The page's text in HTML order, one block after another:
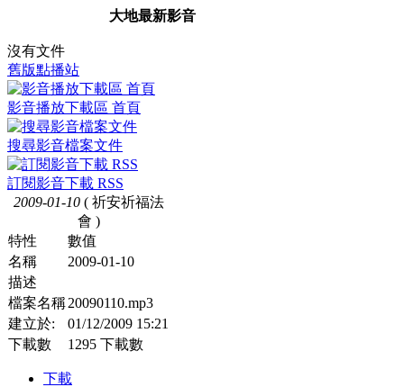
大地最新影音
沒有文件
舊版點播站
影音播放下載區 首頁
搜尋影音檔案文件
訂閱影音下載 RSS
2009-01-10( 祈安祈福法
會 )
特性
數值
名稱
2009-01-10
描述
檔案名稱20090110.mp3
建立於:
01/12/2009 15:21
下載數
1295 下載數
下載